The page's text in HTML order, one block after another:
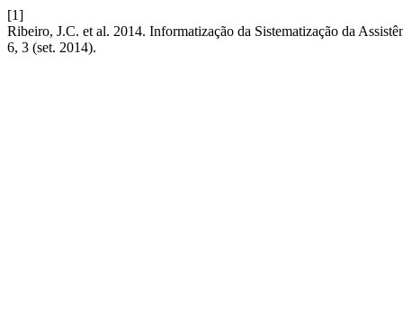
[1]
Ribeiro, J.C. et al. 2014. Informatização da Sistematização da
6, 3 (set. 2014).